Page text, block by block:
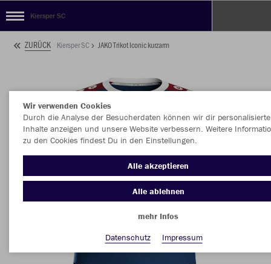
Kiersper SC
ZURÜCK Kiersper SC JAKO Trikot Iconic kurzarm
Wir verwenden Cookies
Durch die Analyse der Besucherdaten können wir dir personalisierte
Inhalte anzeigen und unsere Website verbessern. Weitere
zu den Cookies findest Du in den Einstellungen.
Alle akzeptieren
Alle ablehnen
mehr Infos
Datenschutz
Impressum